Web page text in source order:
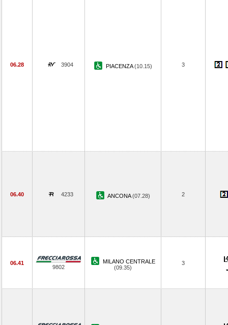
06.28 3904 PIACENZA(10.15) 3
06.40 4233 ANCONA(07.28) 2
06.41
9802
MILANO CENTRALE
(09.35)
3